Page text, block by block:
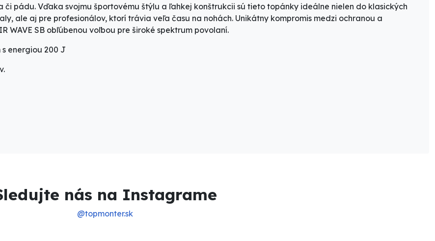
či pádu. Vďaka svojmu športovému štýlu a ľahkej konštrukcii sú tieto topánky ideálne nielen do klasických
ale aj pre profesionálov, ktorí trávia veľa času na nohách. Unikátny kompromis medzi ochranou a
WAVE SB obľúbenou voľbou pre široké spektrum povolaní.
energiou 200 J
nás na Instagrame
@topmonter.sk